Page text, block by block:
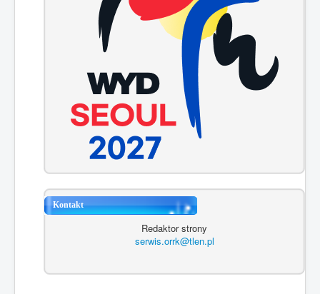
Kontakt
Redaktor strony
serwis.orrk@tlen.pl